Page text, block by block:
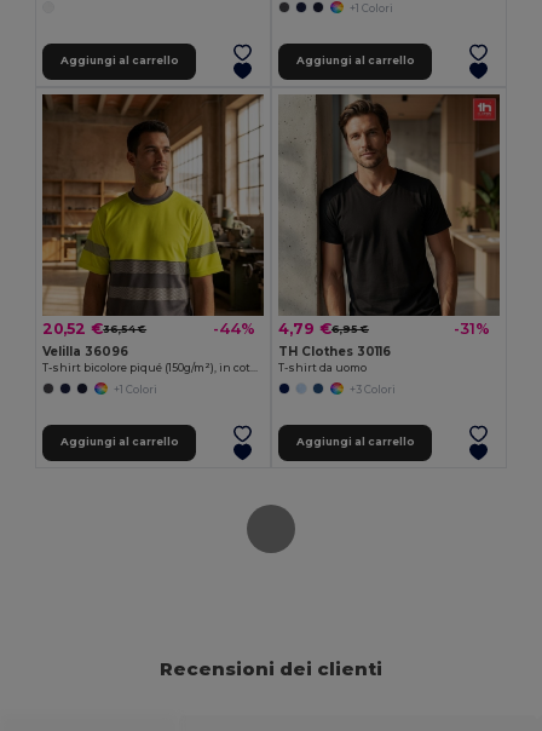
Aggiungi al carrello
+1 Colori
Aggiungi al carrello
20,52 €36,54 € -44%
Velilla 36096
+1 Colori
Aggiungi al carrello
4,79 €6,95 € -31%
TH Clothes 30116
T-shirt da uomo
+3 Colori
Aggiungi al carrello
Recensioni dei clienti